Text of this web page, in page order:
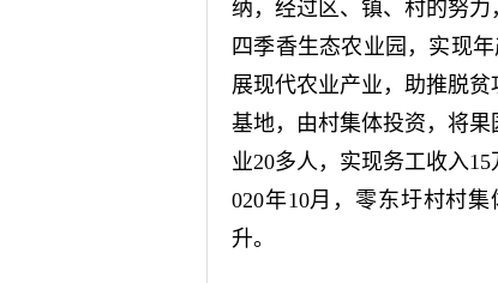
纳，经过区、镇、村的努
四季香生态农业园，实现
展现代农业产业，助推脱
基地，由村集体投资，将
业20多人，实现务工收入
020年10月，零东圩村村
升。